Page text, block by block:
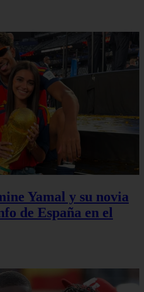
Yamal y su novia
de España en el